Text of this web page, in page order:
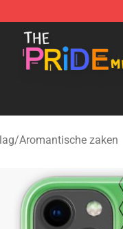
The Pride
/Aromantische zaken